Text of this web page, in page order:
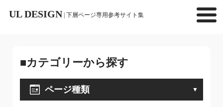
UL DESIGN | 下層ページ専用参考サイト集
■カテゴリーから探す
ページ種類